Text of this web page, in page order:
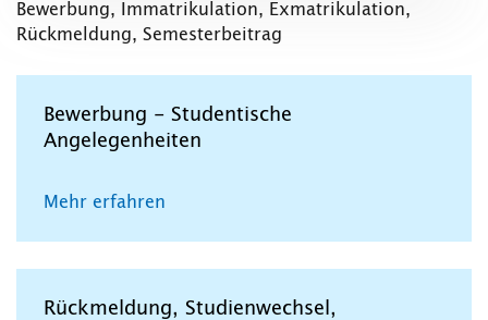
FORSCHUNG UND TRANSFER
INTERNATIONAL
Blogs Kontakt und Anfahrt
Bewerbung, Immatrikulation, Exmatrikulation,
Rückmeldung, Semesterbeitrag
Bewerbung - Studentische
Angelegenheiten
Mehr erfahren
Rückmeldung, Studienwechsel,